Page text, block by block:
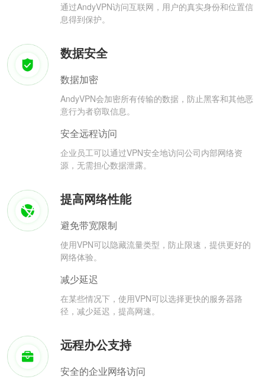
通过AndyVPN访问互联网，用户的真实身份和位置信
息得到保护。
数据安全
数据加密
AndyVPN会加密所有传输的数据，防止黑客和其他恶
意行为者窃取信息。
安全远程访问
企业员工可以通过VPN安全地访问公司内部网络资
源，无需担心数据泄露。
提高网络性能
避免带宽限制
使用VPN可以隐藏流量类型，防止限速，提供更好的
网络体验。
减少延迟
在某些情况下，使用VPN可以选择更快的服务器路
径，减少延迟，提高网速。
远程办公支持
安全的企业网络访问